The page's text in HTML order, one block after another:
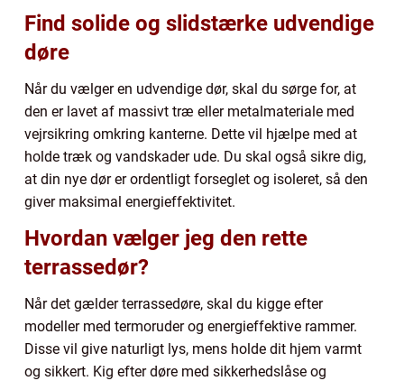
Find solide og slidstærke udvendige
døre
Når du vælger en udvendige dør, skal du sørge for, at
den er lavet af massivt træ eller metalmateriale med
vejrsikring omkring kanterne. Dette vil hjælpe med at
holde træk og vandskader ude. Du skal også sikre dig,
at din nye dør er ordentligt forseglet og isoleret, så den
giver maksimal energieffektivitet.
Hvordan vælger jeg den rette
terrassedør?
Når det gælder terrassedøre, skal du kigge efter
modeller med termoruder og energieffektive rammer.
Disse vil give naturligt lys, mens holde dit hjem varmt
og sikkert. Kig efter døre med sikkerhedslåse og